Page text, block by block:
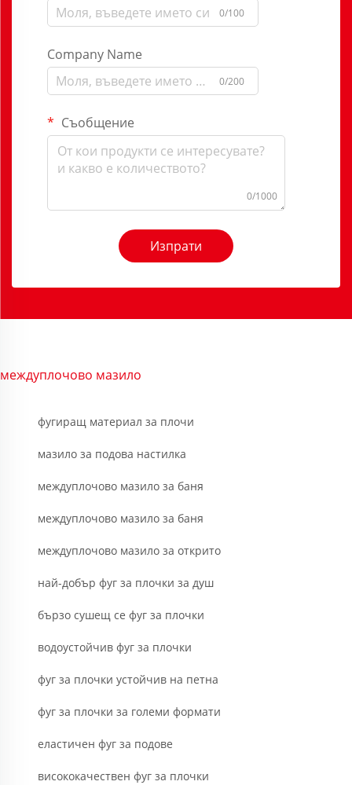
0/100
Company Name
0/200
Съобщение
0/1000
Изпрати
междуплочово мазило
фугиращ материал за плочи
мазило за подова настилка
междуплочово мазило за баня
междуплочово мазило за баня
междуплочово мазило за открито
най-добър фуг за плочки за душ
бързо сушещ се фуг за плочки
водоустойчив фуг за плочки
фуг за плочки устойчив на петна
фуг за плочки за големи формати
еластичен фуг за подове
висококачествен фуг за плочки